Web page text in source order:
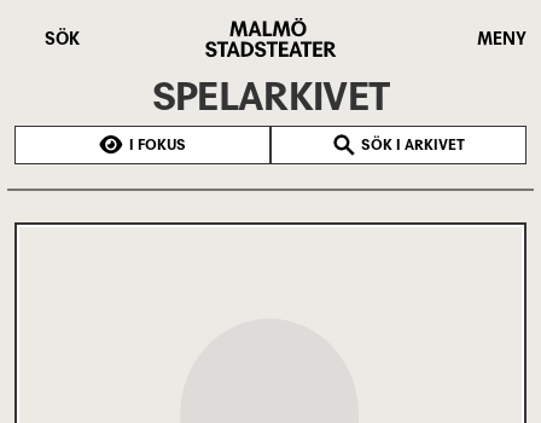
SÖK
Stadsteater
MENY
SPELARKIVET
I FOKUS SÖK I ARKIVET